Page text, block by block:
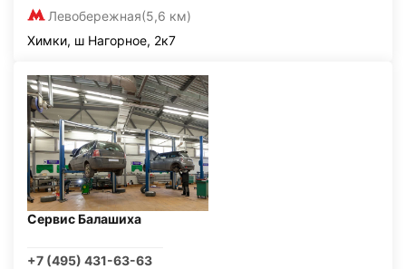
Левобережная(5,6 км)
Химки, ш Нагорное, 2к7
Сервис Балашиха
+7 (495) 431-63-63